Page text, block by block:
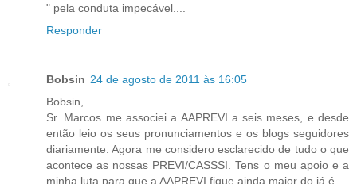
" pela conduta impecável....
Responder
Bobsin 24 de agosto de 2011 às 16:05
Bobsin,
Sr. Marcos me associei a AAPREVI a seis meses, e desde
então leio os seus pronunciamentos e os blogs seguidores
diariamente. Agora me considero esclarecido de tudo o que
acontece as nossas PREVI/CASSSI. Tens o meu apoio e a
minha luta para que a AAPREVI fique ainda maior do já é.